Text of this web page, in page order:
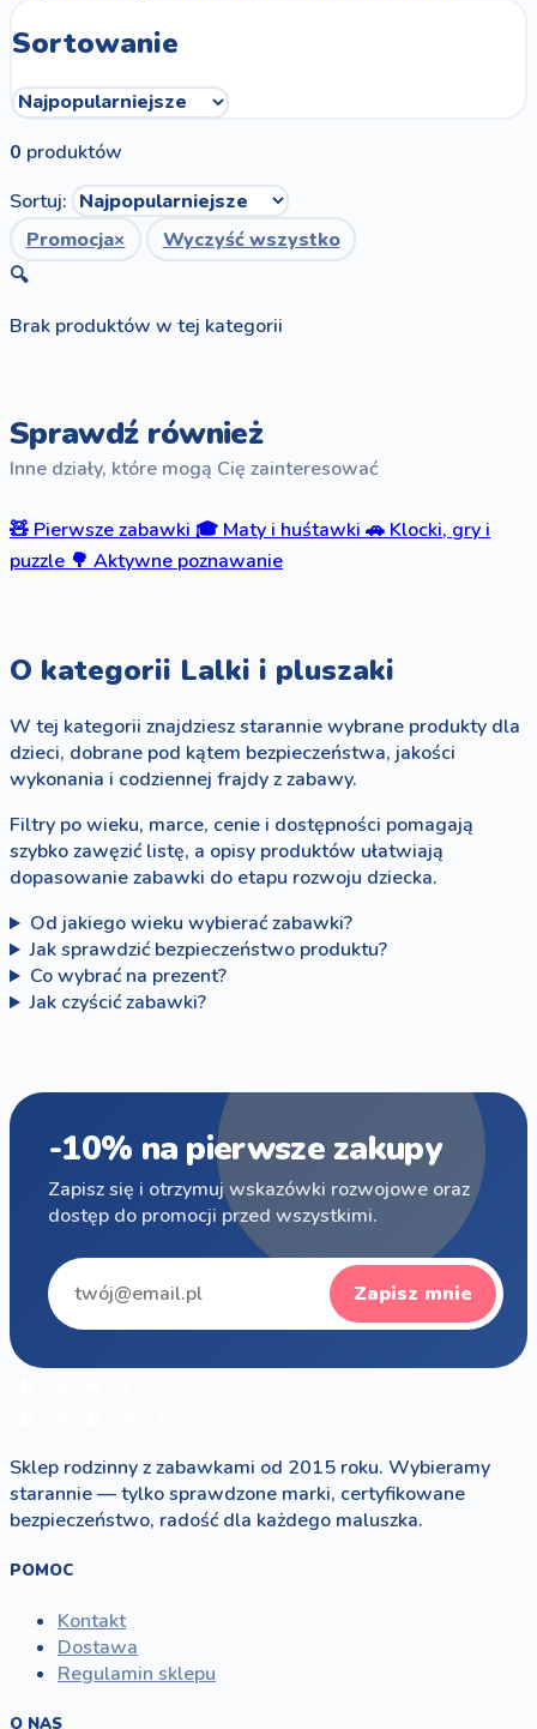
Sortowanie
0 produktów
Sortuj:
Promocja×
Wyczyść wszystko
🔍
Brak produktów w tej kategorii
Sprawdź również
Inne działy, które mogą Cię zainteresować
🧸 Pierwsze zabawki 🎓 Maty i huśtawki 🚗 Klocki, gry i
puzzle 🌳 Aktywne poznawanie
O kategorii Lalki i pluszaki
W tej kategorii znajdziesz starannie wybrane produkty dla
dzieci, dobrane pod kątem bezpieczeństwa, jakości
wykonania i codziennej frajdy z zabawy.
Filtry po wieku, marce, cenie i dostępności pomagają
szybko zawęzić listę, a opisy produktów ułatwiają
dopasowanie zabawki do etapu rozwoju dziecka.
Od jakiego wieku wybierać zabawki?
Jak sprawdzić bezpieczeństwo produktu?
Co wybrać na prezent?
Jak czyścić zabawki?
-10% na pierwsze zakupy
Zapisz się i otrzymuj wskazówki rozwojowe oraz
dostęp do promocji przed wszystkimi.
Zapisz mnie
Sklep rodzinny z zabawkami od 2015 roku. Wybieramy
starannie — tylko sprawdzone marki, certyfikowane
bezpieczeństwo, radość dla każdego maluszka.
POMOC
Kontakt
Dostawa
Regulamin sklepu
O NAS